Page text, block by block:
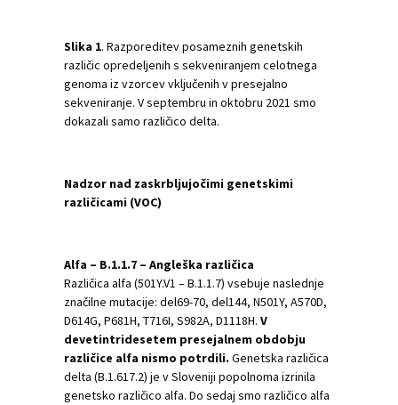
Slika 1. Razporeditev posameznih genetskih
različic opredeljenih s sekveniranjem celotnega
genoma iz vzorcev vključenih v presejalno
sekveniranje. V septembru in oktobru 2021 smo
dokazali samo različico delta.
Nadzor nad zaskrbljujočimi genetskimi
različicami (VOC)
Alfa – B.1.1.7 – Angleška različica
Različica alfa (501Y.V1 – B.1.1.7) vsebuje naslednje
značilne mutacije: del69-70, del144, N501Y, A570D,
D614G, P681H, T716I, S982A, D1118H. V
devetintridesetem presejalnem obdobju
različice alfa nismo potrdili. Genetska različica
delta (B.1.617.2) je v Sloveniji popolnoma izrinila
genetsko različico alfa. Do sedaj smo različico alfa